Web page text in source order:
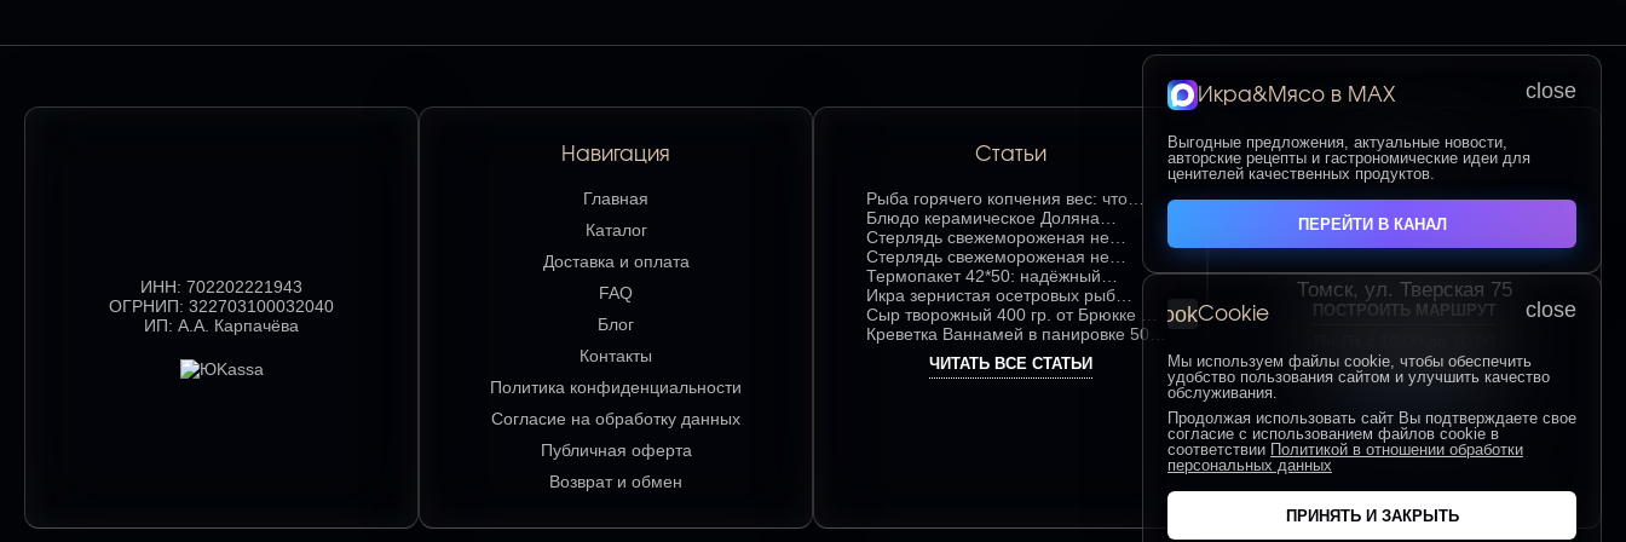
ИНН: 702202221943
ОГРНИП: 322703100032040
ИП: А.А. Карпачёва
Навигация
Главная
Каталог
Доставка и оплата
FAQ
Блог
Контакты
Политика конфиденциальности
Согласие на обработку данных
Публичная оферта
Возврат и обмен
Статьи
Рыба горячего копчения вес: что
делает этот продукт любимым среди
ценителей
Блюдо керамическое Доляна
«Дедушка Мороз»: изюминка
праздничного стола в ярком красном
цвете
Стерлядь свежемороженая не
потрошеная: лучшие
гастрономические сочетания для
насыщенного вкуса
Стерлядь свежемороженая не
потрошеная: особенности выбора и
использования в кулинарии
Термопакет 42*50: надёжный
помощник в сохранении свежести и
удобстве хранения
Икра зернистая осетровых рыб
Exclusive 50 гр.: секреты идеальных
сочетаний для гурманов
Сыр творожный 400 гр. от Брюкке —
нежный сыр с большим
гастрономическим потенциалом
Креветка Ваннамей в панировке 500
гр: гид по выбору и вкусному
приготовлению
ЧИТАТЬ ВСЕ СТАТЬИ
Контакты
Томск, ул. Тверская 75
ПОСТРОИТЬ МАРШРУТ
Сб-Вс с 10:00 до 19:00
+7 (906) 955-60-93
close
Икра&Мясо в МАХ
Выгодные предложения, актуальные новости,
авторские рецепты и гастрономические идеи для
ценителей качественных продуктов.
ПЕРЕЙТИ В КАНАЛ
close
cookieCookie
Мы используем файлы cookie, чтобы обеспечить
удобство пользования сайтом и улучшить качество
обслуживания.
Продолжая использовать сайт Вы подтверждаете свое
согласие с использованием файлов cookie в
соответствии Политикой в отношении обработки
персональных данных
ПРИНЯТЬ И ЗАКРЫТЬ